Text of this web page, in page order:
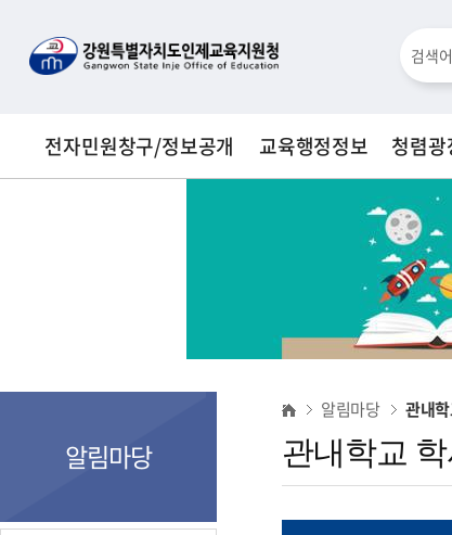
검
창
합
검
색
전자민원창구/정보공개 교육행정정보 청렴
알림마당
내
학
알림마당 관내
관내학교